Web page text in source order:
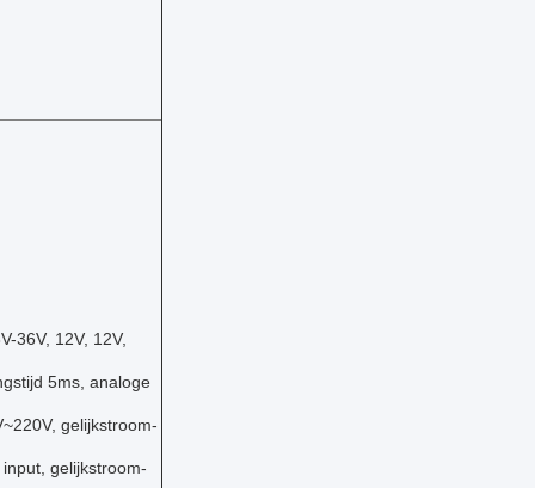
36V, 12V, 12V,
5ms, analoge
gelijkstroom-
gelijkstroom-